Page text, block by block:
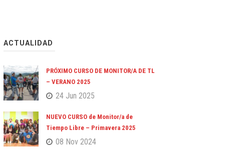
ACTUALIDAD
PRÓXIMO CURSO DE MONITOR/A DE TL
– VERANO 2025
24 Jun 2025
NUEVO CURSO de Monitor/a de
Tiempo Libre – Primavera 2025
08 Nov 2024